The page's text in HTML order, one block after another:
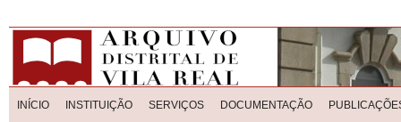
INÍCIO INSTITUIÇÃO SERVIÇOS DOCUMENTAÇÃO